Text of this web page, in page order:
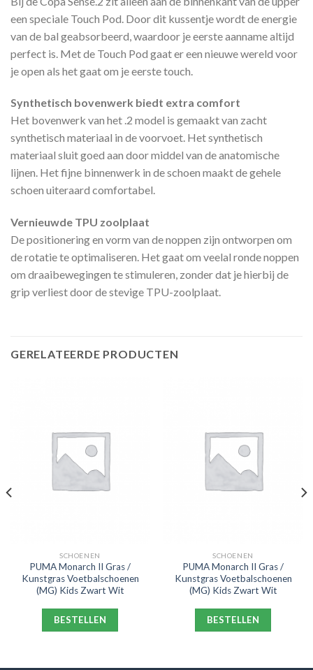
een speciale Touch Pod. Door dit kussentje wordt de energie
van de bal geabsorbeerd, waardoor je eerste aanname altijd
perfect is. Met de Touch Pod gaat er een nieuwe wereld voor
je open als het gaat om je eerste touch.
Synthetisch bovenwerk biedt extra comfort
Het bovenwerk van het .2 model is gemaakt van zacht
synthetisch materiaal in de voorvoet. Het synthetisch
materiaal sluit goed aan door middel van de anatomische
lijnen. Het fijne binnenwerk in de schoen maakt de gehele
schoen uiteraard comfortabel.
Vernieuwde TPU zoolplaat
De positionering en vorm van de noppen zijn ontworpen om
de rotatie te optimaliseren. Het gaat om veelal ronde noppen
om draaibewegingen te stimuleren, zonder dat je hierbij de
grip verliest door de stevige TPU-zoolplaat.
GERELATEERDE PRODUCTEN
SCHOENEN
PUMA Monarch II Gras /
Kunstgras Voetbalschoenen
(MG) Kids Zwart Wit
BESTELLEN
SCHOENEN
PUMA Monarch II Gras /
Kunstgras Voetbalschoenen
(MG) Kids Zwart Wit
BESTELLEN